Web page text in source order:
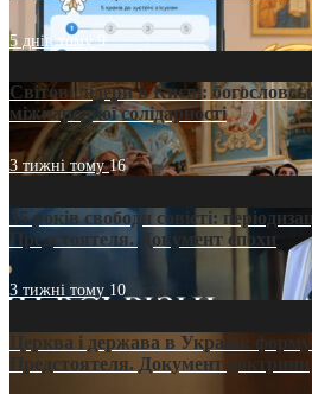
5 днів тому9
Світові лідери в Києві:
міжнародної солідарності
3 тижні тому16
35 років свободи совісті:
Предстоятеля. Документ епохи
3 тижні тому 10
Церква і держава в Україні:
Предстоятеля. Документ доктрини